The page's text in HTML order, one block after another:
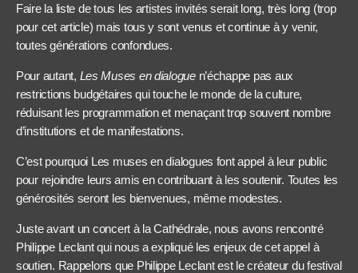
Faire la liste de tous les artistes invités serait long, très long (trop
pour cet article) mais tous y sont venus et continue à y venir,
toutes générations confondues.
Pour autant, Les Muses en dialoguen’échappe pas aux
restrictions budgétaires qui touche le monde de la culture,
réduisant les programmation et menaçant trop souvent nombre
d’institutions et de manifestations.
C’est pourquoi Les muses en dialogues font appel à leur public
pour rejoindre leurs amis en contribuant à les soutenir. Toutes les
générosités seront les bienvenues, même modestes.
Juste avant un concert à la Cathédrale, nous avons rencontré
Philippe Leclant qui nous a expliqué les enjeux de cet appel à
soutien. Rappelons que Philippe Leclant est le créateur du festival